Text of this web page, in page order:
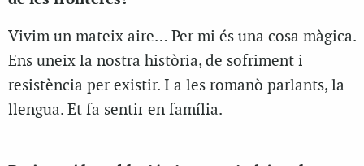
Vivim un mateix aire… Per mi és una cosa màgica.
Ens uneix la nostra història, de sofriment i
resistència per existir. I a les romanò parlants, la
llengua. Et fa sentir en família.